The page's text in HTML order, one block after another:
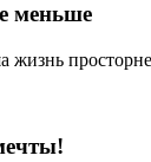
меньше